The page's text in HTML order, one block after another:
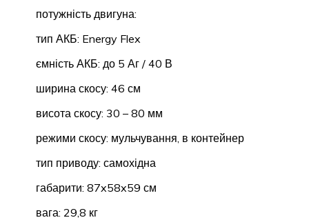
потужність двигуна:
тип АКБ: Energy Flex
ємність АКБ: до 5 Аг / 40 В
ширина скосу: 46 см
висота скосу: 30 – 80 мм
режими скосу: мульчування, в контейнер
тип приводу: самохідна
габарити: 87x58x59 см
вага: 29,8 кг